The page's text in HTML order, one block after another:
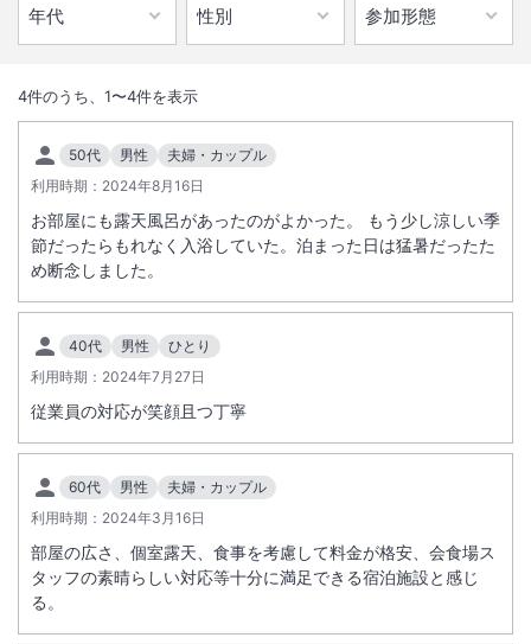
【全室露天つぼ湯＆地産料理自慢の隠れ家的リゾート】白浜駅から車で
約5分、南紀白浜空港からも約10分。静けさに包まれた高台に佇む温泉
リゾートです。客室はすべて露天つぼ湯付き。館内大浴場には太平洋を
望む展望露天風呂あり。夕食は、海山の幸や和牛しゃぶしゃぶを和会席
でご堪能ください。
INチェックイン
15:00/ OUT チェックアウト
10:00
大浴場あり
温泉
駐車場あり
4件のうち、 1〜4件を表示
50代 男性
夫婦・カップル
利用時期： 2024年8月16日
お部屋にも露天風呂があったのがよかった。 もう少し涼しい季
節だったらもれなく入浴していた。泊まった日は猛暑だったた
め断念しました。
40代 男性
ひとり
利用時期： 2024年7月27日
従業員の対応が笑顔且つ丁寧
60代 男性
夫婦・カップル
利用時期： 2024年3月16日
部屋の広さ、個室露天、食事を考慮して料金が格安、会食場ス
タッフの素晴らしい対応等十分に満足できる宿泊施設と感じ
る。